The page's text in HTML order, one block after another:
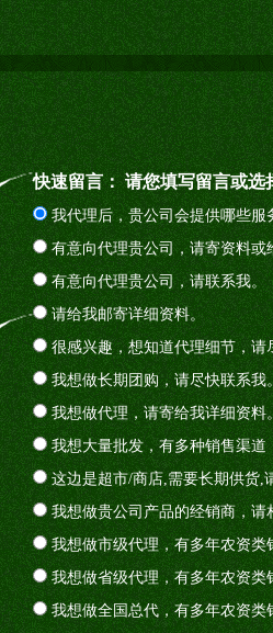
快速留言： 请您填写留言或选
我代理后，贵公司会提供哪些服
有意向代理贵公司，请寄资料或
有意向代理贵公司，请联系我。
请给我邮寄详细资料。
很感兴趣，想知道代理细节，请
我想做长期团购，请尽快联系我
我想做代理，请寄给我详细资料
我想大量批发，有多种销售渠道
这边是超市/商店,需要长期供货,
我想做贵公司产品的经销商，请
我想做市级代理，有多年农资类
我想做省级代理，有多年农资类
我想做全国总代，有多年农资类